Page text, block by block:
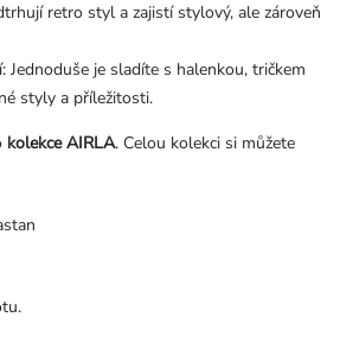
retro styl a zajistí stylový, ale zároveň
í: Jednoduše je sladíte s halenkou, tričkem
styly a příležitosti.
kolekce AIRLA. Celou kolekci si můžete